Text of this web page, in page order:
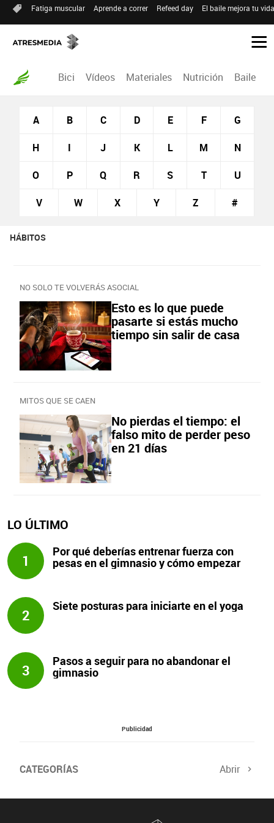
Fatiga muscular Aprende a correr Refeed day El baile mejora tu
Bici Vídeos Materiales Nutrición Baile
A B C D E F G
H I J K L M N
O P Q R S T U
V W X Y Z #
HÁBITOS
NO SOLO TE VOLVERÁS ASOCIAL
Esto es lo que puede
pasarte si estás mucho
tiempo sin salir de casa
MITOS QUE SE CAEN
No pierdas el tiempo: el
falso mito de perder peso
en 21 días
LO ÚLTIMO
1
Por qué deberías entrenar fuerza con
pesas en el gimnasio y cómo empezar
2
Siete posturas para iniciarte en el yoga
3
Pasos a seguir para no abandonar el
gimnasio
Publicidad
CATEGORÍAS Abrir
Salud sexual El tiempo Viajes y planes